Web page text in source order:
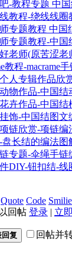
-教程专题 中
教程-绕线线圈
专题教程 中国
专题教程-中国
老师(原苦涩老
教程-macrame
人专辑作品欣
物作品-中国
卉作品-中国
饰-中国结图文
链欣赏-项链编
长结的编法图
专题-伞绳手链
DIY-钮扣结-线
Quote Code
回帖 登录 | 立
回复 回帖并